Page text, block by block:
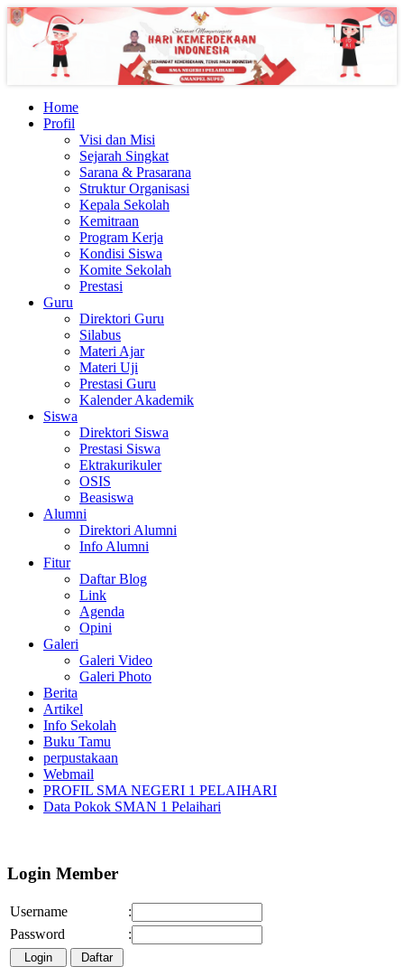
Home
Profil
Visi dan Misi
Sejarah Singkat
Sarana & Prasarana
Struktur Organisasi
Kepala Sekolah
Kemitraan
Program Kerja
Kondisi Siswa
Komite Sekolah
Prestasi
Guru
Direktori Guru
Silabus
Materi Ajar
Materi Uji
Prestasi Guru
Kalender Akademik
Siswa
Direktori Siswa
Prestasi Siswa
Ektrakurikuler
OSIS
Beasiswa
Alumni
Direktori Alumni
Info Alumni
Fitur
Daftar Blog
Link
Agenda
Opini
Galeri
Galeri Video
Galeri Photo
Berita
Artikel
Info Sekolah
Buku Tamu
perpustakaan
Webmail
PROFIL SMA NEGERI 1 PELAIHARI
Data Pokok SMAN 1 Pelaihari
Login Member
Username
:
Password
: